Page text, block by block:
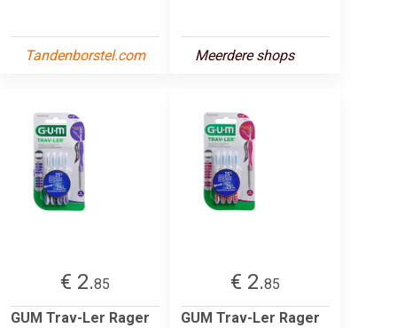
Tandenborstel.com Meerdere shops
€ 2.85
GUM Trav-Ler Rager
€ 2.85
GUM Trav-Ler Rager